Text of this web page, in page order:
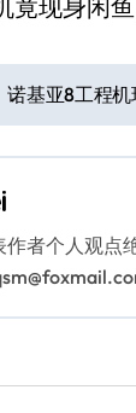
诺基亚8工程
作者个人观